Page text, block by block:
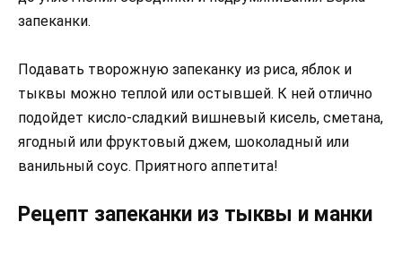
запеканки.
Подавать творожную запеканку из риса, яблок и
тыквы можно теплой или остывшей. К ней отлично
подойдет кисло-сладкий вишневый кисель, сметана,
ягодный или фруктовый джем, шоколадный или
ванильный соус. Приятного аппетита!
Рецепт запеканки из тыквы и манки